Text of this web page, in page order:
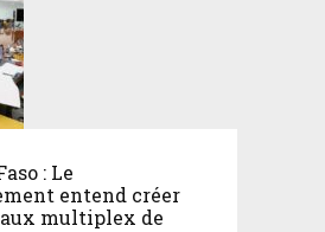
: Le
entend créer
multiplex de